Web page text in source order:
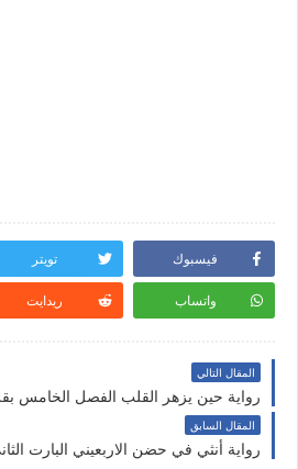
فيسبوك تويتر
واتساب ريدايت
المقال التالي
المقال السابق